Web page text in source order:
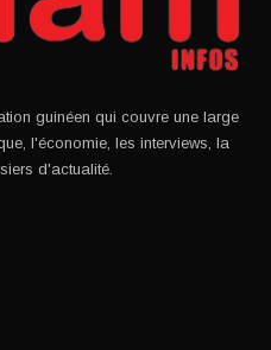
guinéen qui couvre une large
l'économie, les interviews, la
d'actualité.